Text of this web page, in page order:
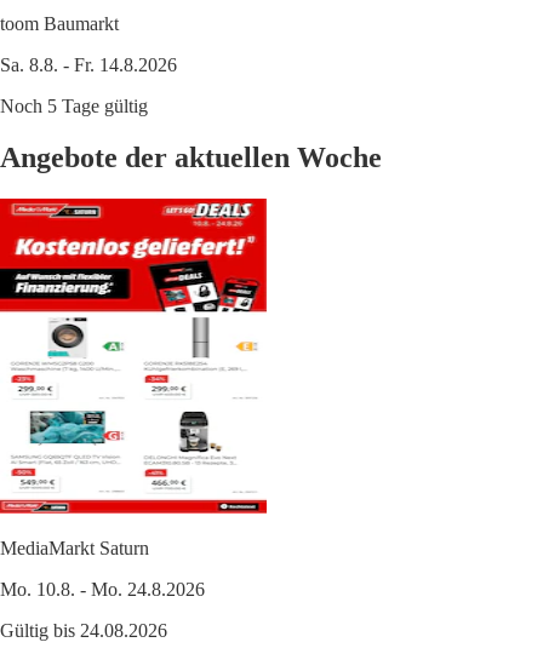
toom Baumarkt
Sa. 8.8. - Fr. 14.8.2026
Noch 5 Tage gültig
Angebote der aktuellen Woche
MediaMarkt Saturn
Mo. 10.8. - Mo. 24.8.2026
Gültig bis 24.08.2026